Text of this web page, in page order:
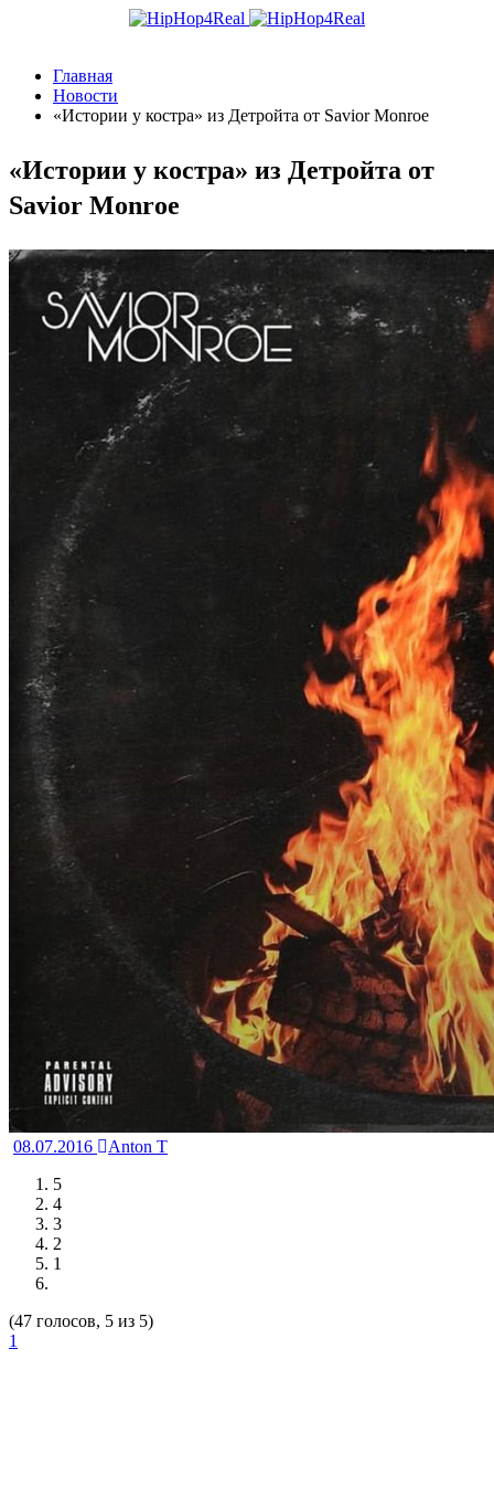
Главная
Новости
«Истории у костра» из Детройта от Savior Monroe
«Истории у костра» из Детройта от
Savior Monroe
08.07.2016
Anton T
5
4
3
2
1
(47 голосов, 5 из 5)
1